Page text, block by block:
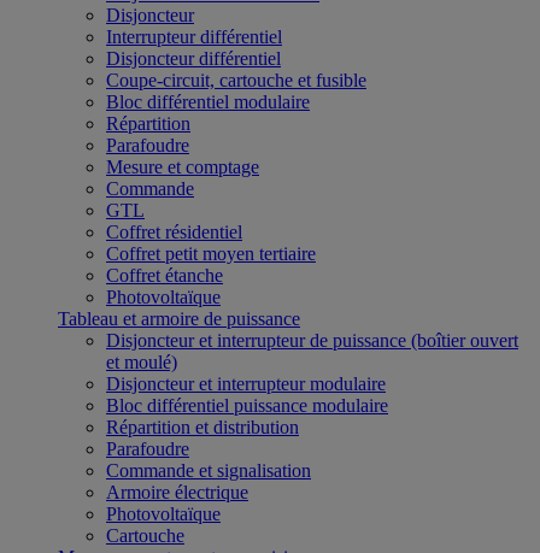
Disjoncteur
Interrupteur différentiel
Disjoncteur différentiel
Coupe-circuit, cartouche et fusible
Bloc différentiel modulaire
Répartition
Parafoudre
Mesure et comptage
Commande
GTL
Coffret résidentiel
Coffret petit moyen tertiaire
Coffret étanche
Photovoltaïque
Tableau et armoire de puissance
Disjoncteur et interrupteur de puissance (boîtier ouvert
et moulé)
Disjoncteur et interrupteur modulaire
Bloc différentiel puissance modulaire
Répartition et distribution
Parafoudre
Commande et signalisation
Armoire électrique
Photovoltaïque
Cartouche